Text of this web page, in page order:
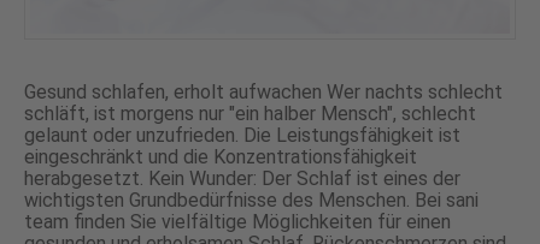
Gesund schlafen, erholt aufwachen Wer nachts schlecht
schläft, ist morgens nur "ein halber Mensch", schlecht
gelaunt oder unzufrieden. Die Leistungsfähigkeit ist
eingeschränkt und die Konzentrationsfähigkeit
herabgesetzt. Kein Wunder: Der Schlaf ist eines der
wichtigsten Grundbedürfnisse des Menschen. Bei sani
team finden Sie vielfältige Möglichkeiten für einen